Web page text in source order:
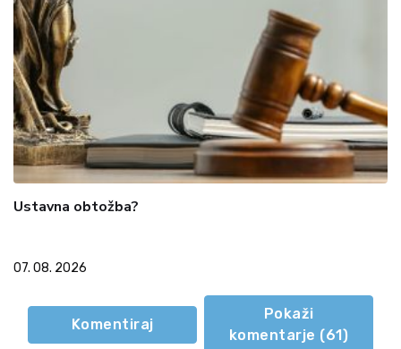
Ustavna obtožba?
07. 08. 2026
Komentiraj
Pokaži
komentarje (61)